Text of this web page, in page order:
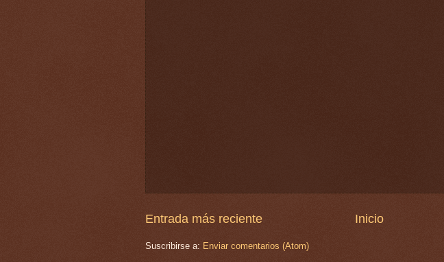
Entrada más reciente Inicio
Suscribirse a: Enviar comentarios (Atom)